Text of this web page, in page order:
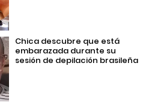
Chica descubre que está
embarazada durante su
sesión de depilación brasileña